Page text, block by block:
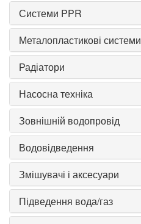
Системи PPR
Металопластикові системи
Радіатори
Насосна техніка
Зовнішній водопровід
Водовідведення
Змішувачі і аксесуари
Підведення вода/газ